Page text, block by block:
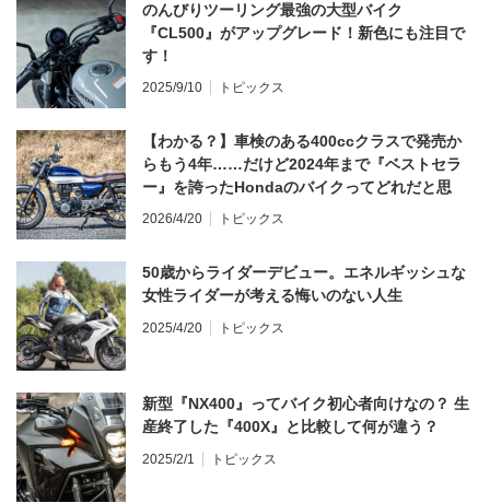
のんびりツーリング最強の大型バイク
『CL500』がアップグレード！新色にも注目で
す！
2025/9/10 トピックス
【わかる？】車検のある400ccクラスで発売か
らもう4年……だけど2024年まで『ベストセラ
ー』を誇ったHondaのバイクってどれだと思
う？
2026/4/20 トピックス
50歳からライダーデビュー。エネルギッシュな
女性ライダーが考える悔いのない人生
2025/4/20 トピックス
新型『NX400』ってバイク初心者向けなの？ 生
産終了した『400X』と比較して何が違う？
2025/2/1 トピックス